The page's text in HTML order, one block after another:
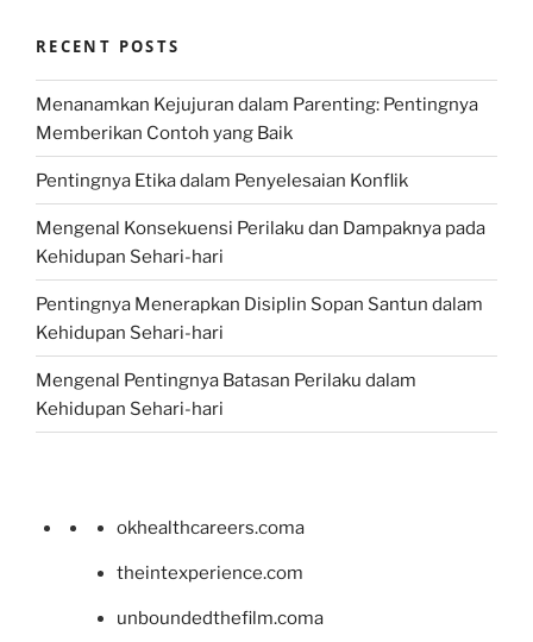
RECENT POSTS
Menanamkan Kejujuran dalam Parenting: Pentingnya
Memberikan Contoh yang Baik
Pentingnya Etika dalam Penyelesaian Konflik
Mengenal Konsekuensi Perilaku dan Dampaknya pada
Kehidupan Sehari-hari
Pentingnya Menerapkan Disiplin Sopan Santun dalam
Kehidupan Sehari-hari
Mengenal Pentingnya Batasan Perilaku dalam
Kehidupan Sehari-hari
okhealthcareers.coma
theintexperience.com
unboundedthefilm.coma